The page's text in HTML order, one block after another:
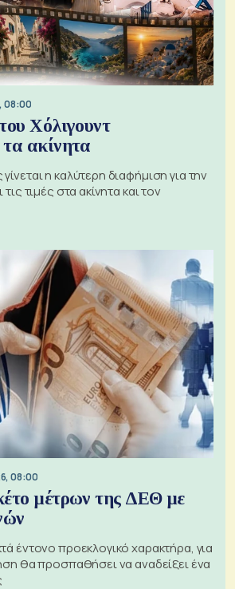
08:00
Χόλιγουντ
ακίνητα
η καλύτερη διαφήμιση για την
τιμές στα ακίνητα και τον
08:00
μέτρων της ΔΕΘ με
έντονο προεκλογικό χαρακτήρα, για
θα προσπαθήσει να αναδείξει ένα